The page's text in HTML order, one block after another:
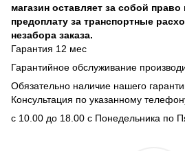
магазин оставляет за собой
предоплату за транспортные
незабора заказа.
Гарантия 12 мес
Гарантийное обслуживание
Обязательно наличие нашего
Консультация по указанному
с 10.00 до 18.00 с Понедельника по